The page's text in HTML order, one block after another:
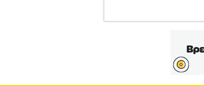
SNEAKERS •REPLAY στην
μοναδικές εμφανίσεις όλες
από καουτσούκ• Δένουν με
λεπτομέρεια με το logo της
ποδοσφαιρικό αγώνα, είδε